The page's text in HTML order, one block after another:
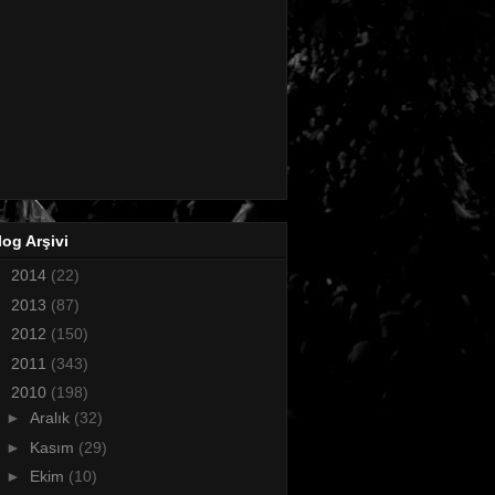
Arşivi
2014 (22)
2013 (87)
2012 (150)
2011 (343)
2010 (198)
► Aralık (32)
► Kasım (29)
► Ekim (10)